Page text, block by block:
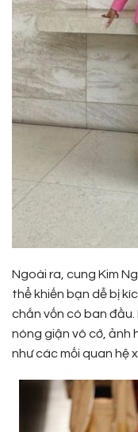
Ngoài ra, cung Kim
thể khiến bạn dễ bị
chắn vốn có ban
nóng giận vô cớ, ảnh
như các mối quan hệ